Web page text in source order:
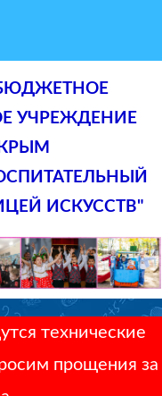
УЧРЕЖДЕНИЕ
ИСКУССТВ"
технические
прощения за